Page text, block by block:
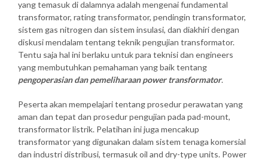
yang temasuk di dalamnya adalah mengenai fundamental
transformator, rating transformator, pendingin transformator,
sistem gas nitrogen dan sistem insulasi, dan diakhiri dengan
diskusi mendalam tentang teknik pengujian transformator.
Tentu saja hal ini berlaku untuk para teknisi dan engineers
yang membutuhkan pemahaman yang baik tentang
pengoperasian dan pemeliharaan power transformator.
Peserta akan mempelajari tentang prosedur perawatan yang
aman dan tepat dan prosedur pengujian pada pad-mount,
transformator listrik. Pelatihan ini juga mencakup
transformator yang digunakan dalam sistem tenaga komersial
dan industri distribusi, termasuk oil and dry-type units. Power